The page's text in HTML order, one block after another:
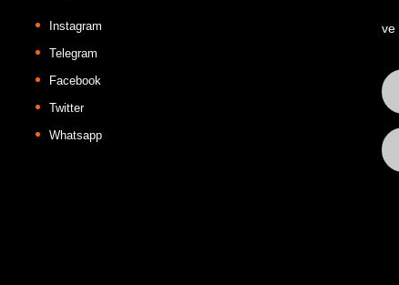
Instagram
Telegram
Facebook
Twitter
Whatsapp
ve